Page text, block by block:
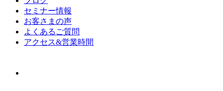
セミナー情報
お客さまの声
よくあるご質問
アクセス&営業時間